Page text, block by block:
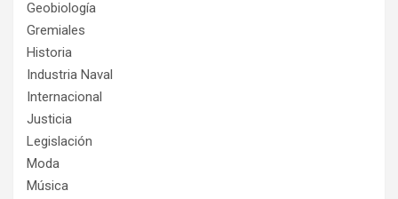
Geobiología
Gremiales
Historia
Industria Naval
Internacional
Justicia
Legislación
Moda
Música